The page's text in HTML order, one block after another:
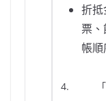
折
票
帳
4. 「